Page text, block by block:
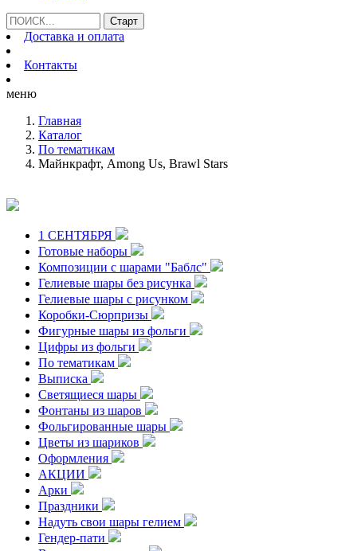
Доставка и оплата
Контакты
меню
Главная
Каталог
По тематикам
Майнкрафт, Among Us, Brawl Stars
1 СЕНТЯБРЯ
Готовые наборы
Композиции с шарами "Баблс"
Гелиевые шары без рисунка
Гелиевые шары с рисунком
Коробки-Сюрпризы
Фигурные шары из фольги
Цифры из фольги
По тематикам
Выписка
Светящиеся шары
Фонтаны из шаров
Фольгированные шары
Цветы из шариков
Оформления
АКЦИИ
Арки
Праздники
Надуть свои шары гелием
Гендер-пати